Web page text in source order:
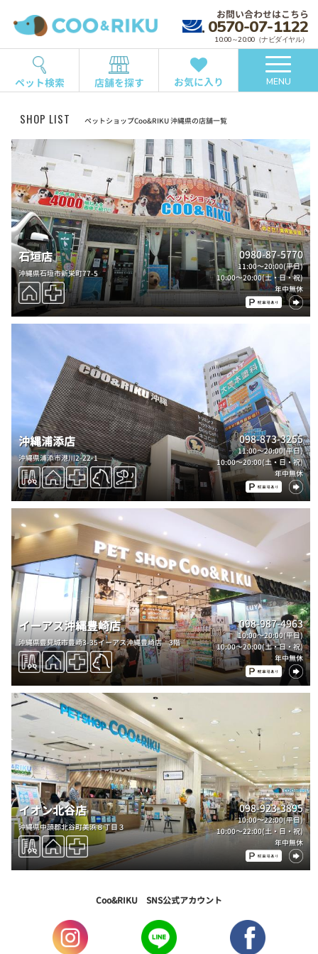
お問い合わせはこちら
0570-07-1122
10:00～20:00（ナビダイヤル）
ペット検索 店舗を探す お気に入り MENU
SHOP LIST ペットショップCoo&RIKU 沖縄県の店舗一覧
石垣店
沖縄県石垣市新栄町77-5
0980-87-5770
11:00～20:00(平日)
10:00～20:00(土・日・祝)
年中無休
沖縄浦添店
沖縄県浦添市港川2-22-1
098-873-3255
11:00～20:00(平日)
10:00～20:00(土・日・祝)
年中無休
イーアス沖縄豊崎店
沖縄県豊見城市豊崎3-35イーアス沖縄豊崎店 3階
098-987-4963
10:00～20:00(平日)
10:00～20:00(土・日・祝)
年中無休
イオン北谷店
沖縄県中頭郡北谷町美浜８丁目３
098-923-3895
10:00～22:00(平日)
10:00～22:00(土・日・祝)
年中無休
Coo&RIKU SNS公式アカウント